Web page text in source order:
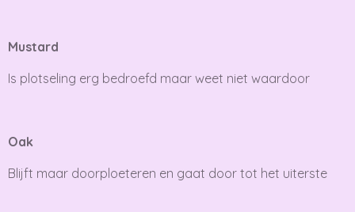
Mustard
Is plotseling erg bedroefd maar weet niet waardoor
Oak
Blijft maar doorploeteren en gaat door tot het uiterste